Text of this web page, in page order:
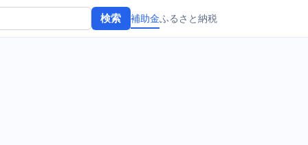
検索 補助金ふるさと納税